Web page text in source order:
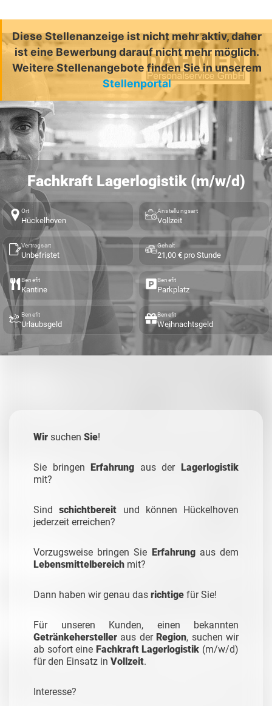
Diese Stellenanzeige ist nicht mehr aktiv, daher
ist eine Bewerbung darauf nicht mehr möglich.
Weitere Stellenangebote finden Sie in unserem
Stellenportal
Fachkraft Lagerlogistik (m/w/d)
Ort
Hückelhoven
Anstellungsart
Vollzeit
Vertragsart
Unbefristet
Gehalt
21,00 € pro Stunde
Benefit
Kantine
Benefit
Parkplatz
Benefit
Urlaubsgeld
Benefit
Weihnachtsgeld
Wir suchen Sie!
Sie bringenErfahrung aus derLagerlogistik
mit?
Sindschichtbereit und können Hückelhoven
jederzeit erreichen?
Vorzugsweise bringen Sie Erfahrung aus dem
Lebensmittelbereich mit?
Dann haben wir genau das richtige für Sie!
Für unseren Kunden, einen bekannten
Getränkehersteller aus derRegion, suchen wir
ab sofort eine Fachkraft Lagerlogistik (m/w/d)
für den Einsatz in Vollzeit.
Interesse?